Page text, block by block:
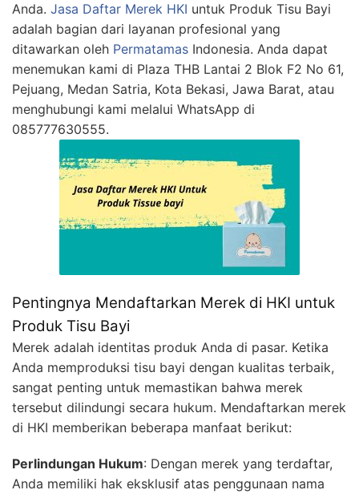
Anda. Jasa Daftar Merek HKI untuk Produk Tisu Bayi
adalah bagian dari layanan profesional yang
ditawarkan oleh Permatamas Indonesia. Anda dapat
menemukan kami di Plaza THB Lantai 2 Blok F2 No 61,
Pejuang, Medan Satria, Kota Bekasi, Jawa Barat, atau
menghubungi kami melalui WhatsApp di
085777630555.
Pentingnya Mendaftarkan Merek di HKI untuk
Produk Tisu Bayi
Merek adalah identitas produk Anda di pasar. Ketika
Anda memproduksi tisu bayi dengan kualitas terbaik,
sangat penting untuk memastikan bahwa merek
tersebut dilindungi secara hukum. Mendaftarkan merek
di HKI memberikan beberapa manfaat berikut:
Perlindungan Hukum: Dengan merek yang terdaftar,
Anda memiliki hak eksklusif atas penggunaan nama